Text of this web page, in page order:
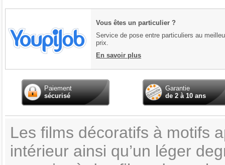
Vous êtes un particulier ?
Service de pose entre particuliers au
prix.
En savoir plus
Paiement
sécurisé
Garantie
de 2 à 10 ans
Les films décoratifs à motifs
intérieur ainsi qu’un léger